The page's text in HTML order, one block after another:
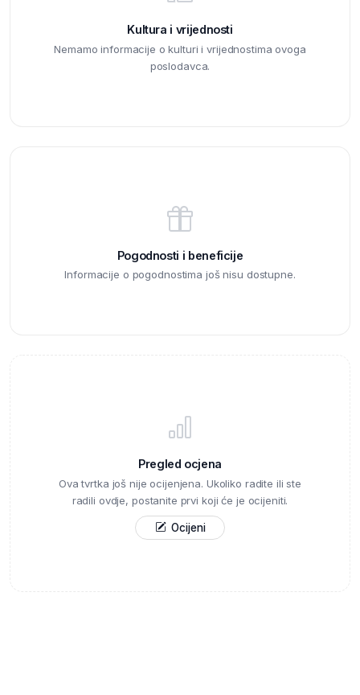
Kultura i vrijednosti
Nemamo informacije o kulturi i vrijednostima ovoga
poslodavca.
Pogodnosti i beneficije
Informacije o pogodnostima još nisu dostupne.
Pregled ocjena
Ova tvrtka još nije ocijenjena. Ukoliko radite ili ste
radili ovdje, postanite prvi koji će je ocijeniti.
Ocijeni